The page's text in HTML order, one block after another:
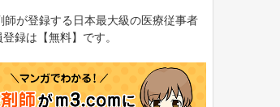
師が登録する日本最大級の医療従事者
録は【無料】です。